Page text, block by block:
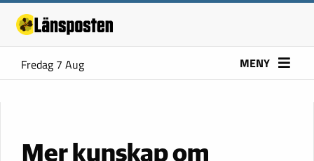
Fredag 7 Aug MENY
Mer kunskap om